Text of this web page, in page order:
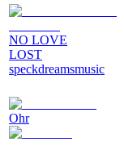
NO LOVE
LOST
speckdreamsmusic
Ohr